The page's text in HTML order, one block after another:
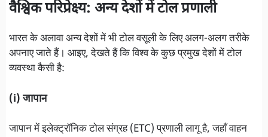
वैश्विक परिप्रेक्ष्य: अन्य देशों में टोल प्रणाली
भारत के अलावा अन्य देशों में भी टोल वसूली के लिए अलग-अलग तरीके
अपनाए जाते हैं। आइए, देखते हैं कि विश्व के कुछ प्रमुख देशों में टोल
व्यवस्था कैसी है:
(i) जापान
जापान में इलेक्ट्रॉनिक टोल संग्रह (ETC) प्रणाली लागू है, जहाँ वाहन